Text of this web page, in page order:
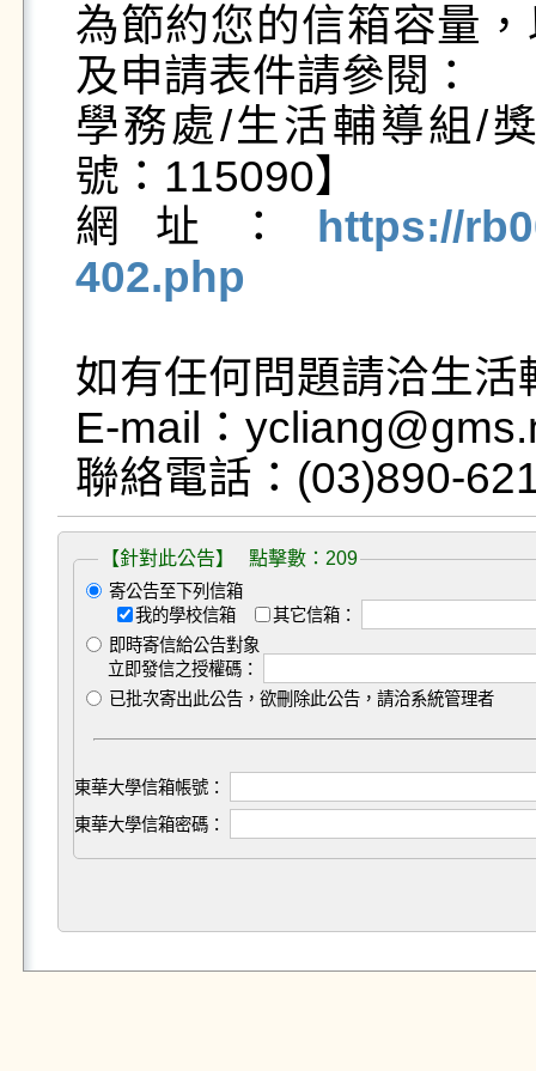
為節約您的信箱容量
及申請表件請參閱：
學務處/生活輔導組/
號：115090】
網址：
https://
402.php
如有任何問題請洽生
E-mail：
【針對此公告】 點擊數：209
寄公告至下列信箱
我的學校信箱
其它信箱：
即時寄信給公告對象
立即發信之授權碼：
已批次寄出此公告，欲刪除此公告，請洽系統管理者
東華大學信箱帳號：
東華大學信箱密碼：